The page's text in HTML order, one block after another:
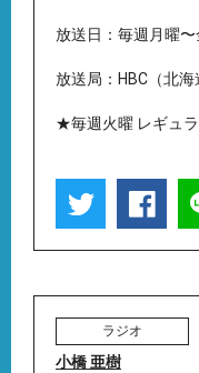
放送日：毎週月曜
放送局：HBC（北海
★毎週火曜 レギュ
ラジオ
小橋 亜樹